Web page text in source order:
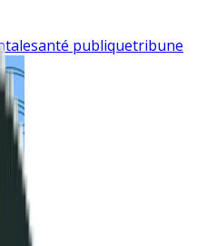
santé publiquetribune